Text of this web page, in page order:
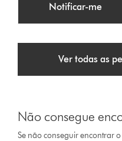
Notificar-me
Ver todas as
Não consegue
Se não conseguir encontrar